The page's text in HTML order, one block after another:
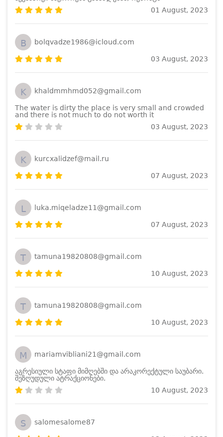
01 August, 2023
B bolqvadze1986@icloud.com
03 August, 2023
K khaldmmhmd052@gmail.com
The water is dirty the place is very small and crowded
and there is not much to do not worth it
03 August, 2023
K kurcxalidzef@mail.ru
07 August, 2023
L luka.miqeladze11@gmail.com
07 August, 2023
T tamuna19820808@gmail.com
10 August, 2023
T tamuna19820808@gmail.com
10 August, 2023
M mariamvibliani21@gmail.com
აგრესიული სტაფი მიმღებში და არაკორექტული საუბარი.
შეზღუდული ატრაქციონები.
10 August, 2023
S salomesalome87